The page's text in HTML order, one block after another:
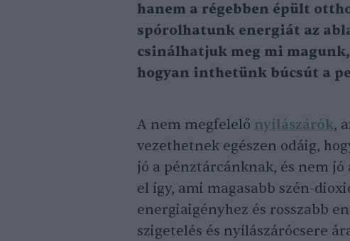
hanem a régebben épült
spórolhatunk energiát az
csinálhatjuk meg mi
hogyan inthetünk búcsút a
A nem megfelelő nyílászárók,
vezethetnek egészen odáig,
jó a pénztárcánknak, és nem
el így, ami magasabb szén-
energiaigényhez és rosszabb
szigetelés és nyílászárócsere